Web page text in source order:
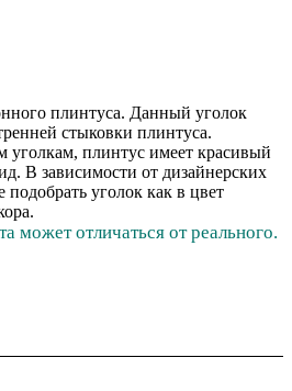
плинтуса. Данный уголок
стыковки плинтуса.
уголкам, плинтус имеет красивый
В зависимости от дизайнерских
уголок как в цвет
может отличаться от реального.